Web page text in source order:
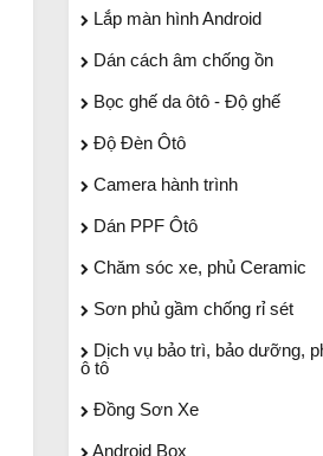
Lắp màn hình Android
Dán cách âm chống ồn
Bọc ghế da ôtô - Độ ghế
Độ Đèn Ôtô
Camera hành trình
Dán PPF Ôtô
Chăm sóc xe, phủ Ceramic
Sơn phủ gầm chống rỉ sét
Dịch vụ bảo trì, bảo dưỡng,
ô tô
Đồng Sơn Xe
Android Box